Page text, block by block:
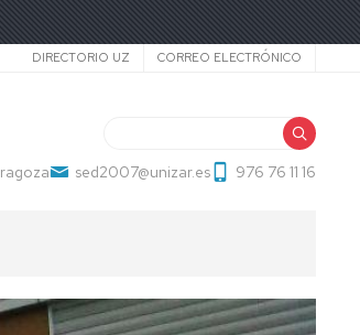
Secundario
DIRECTORIO UZ CORREO ELECTRÓNICO
sed2007@unizar.es 976 76 11 16